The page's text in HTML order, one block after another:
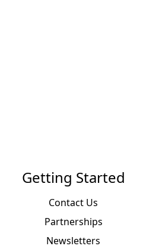
Getting Started
Contact Us
Partnerships
Newsletters